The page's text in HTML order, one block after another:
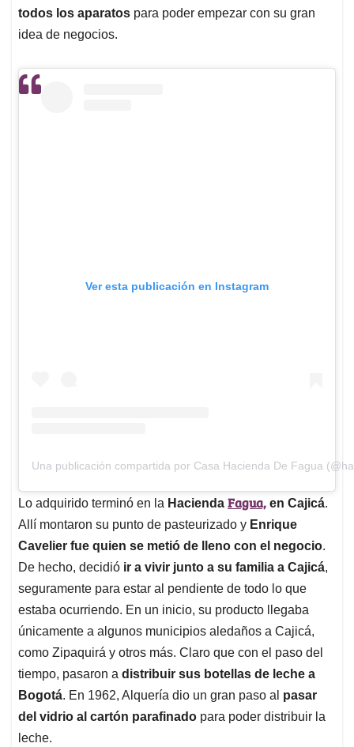
todos los aparatos para poder empezar con su gran
idea de negocios.
Ver esta publicación en Instagram
Una publicación compartida por Casa Hacienda De Fagua
Lo adquirido terminó en la Hacienda Fagua, en Cajicá.
Allí montaron su punto de pasteurizado y Enrique
Cavelier fue quien se metió de lleno con el negocio.
De hecho, decidió ir a vivir junto a su familia a Cajicá,
seguramente para estar al pendiente de todo lo que
estaba ocurriendo. En un inicio, su producto llegaba
únicamente a algunos municipios aledaños a Cajicá,
como Zipaquirá y otros más. Claro que con el paso del
tiempo, pasaron a distribuir sus botellas de leche a
Bogotá. En 1962, Alquería dio un gran paso al pasar
del vidrio al cartón parafinado para poder distribuir la
leche.